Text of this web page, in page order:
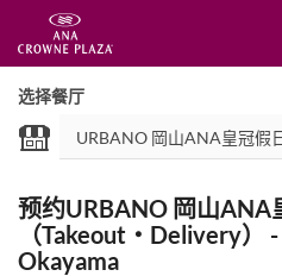
选择餐厅
预约URBANO 岡山ANA
（Takeout・Delivery）
Okayama